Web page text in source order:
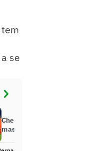
se
Chelsea não quer vender Werner,
mas deve ir atrás de Lukaku